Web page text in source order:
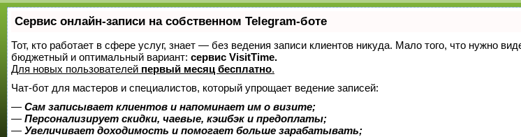
Сервис онлайн-записи на собственном Telegram-боте
Тот, кто работает в сфере услуг, знает — без ведения записи клиентов никуда. Мало того, что нужно
бюджетный и оптимальный вариант: сервис VisitTime.
Для новых пользователей первый месяц бесплатно.
Чат-бот для мастеров и специалистов, который упрощает ведение записей:
— Сам записывает клиентов и напоминает им о визите;
— Персонализирует скидки, чаевые, кэшбэк и предоплаты;
— Увеличивает доходимость и помогает больше зарабатывать;